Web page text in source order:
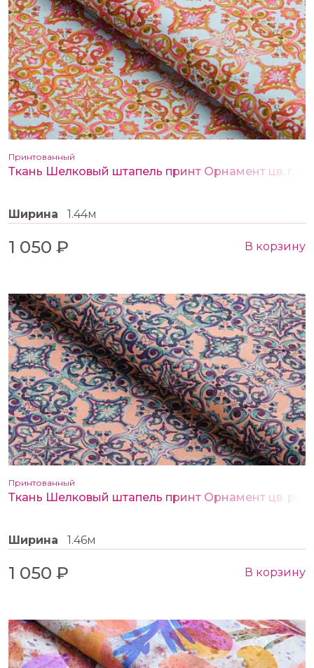
Принтованный
Ширина 1.44м
1 050 ₽ В корзину
Принтованный
Ширина 1.46м
1 050 ₽ В корзину